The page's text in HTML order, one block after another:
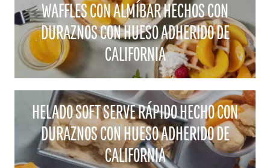
WAFFLES CON ALMÍBAR HECHOS CON
DURAZNOS CON HUESO ADHERIDO DE
CALIFORNIA
HELADO SOFT SERVE RÁPIDO HECHO CON
DURAZNOS CON HUESO ADHERIDO DE
CALIFORNIA